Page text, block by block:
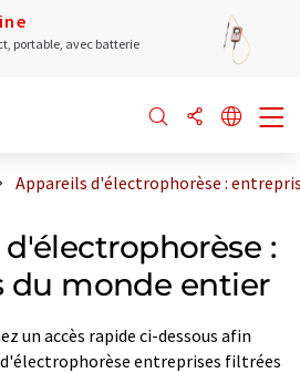
portable, avec batterie
Appareils d'électrophorèse :
:
du monde entier
un accès rapide ci-dessous afin
entreprises filtrées